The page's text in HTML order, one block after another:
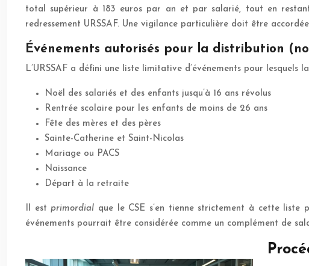
total supérieur à 183 euros par an et par salarié, tout en
redressement URSSAF. Une vigilance particulière doit être
Événements autorisés pour la distribution
L’URSSAF a défini une liste limitative d’événements pour
Noël des salariés et des enfants jusqu’à 16 ans révolus
Rentrée scolaire pour les enfants de moins de 26 ans
Fête des mères et des pères
Sainte-Catherine et Saint-Nicolas
Mariage ou PACS
Naissance
Départ à la retraite
Il estprimordial que le CSE s’en tienne strictement à cette liste
événements pourrait être considérée comme un complément de